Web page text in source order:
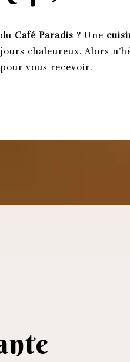
Café Paradis ? Une
chaleureux. Alors
vous recevoir.